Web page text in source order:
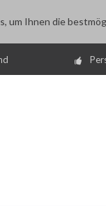
um Ihnen die